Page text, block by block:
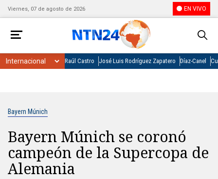
Viernes, 07 de agosto de 2026 EN VIVO
Raúl Castro José Luis Rodríguez Zapatero Díaz-Canel
Bayern Múnich
Bayern Múnich se coronó
campeón de la Supercopa de
Alemania